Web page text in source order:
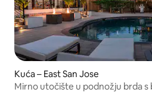
Kuća – East San Jose
Mirno utočište u podnožju brda